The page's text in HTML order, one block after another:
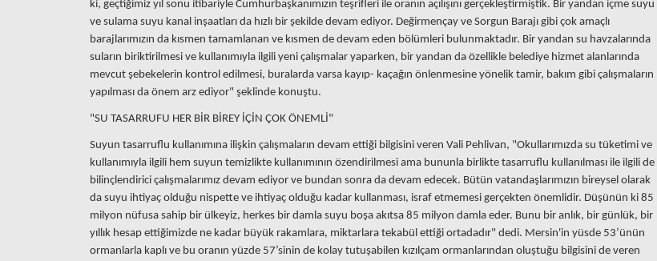
ki, geçtiğimiz yıl sonu itibariyle Cumhurbaşkanımızın teşrifleri ile oranın açılışını gerçekleştirmiştik. Bir yandan içme suyu
ve sulama suyu kanal inşaatları da hızlı bir şekilde devam ediyor. Değirmençay ve Sorgun Barajı gibi çok amaçlı
barajlarımızın da kısmen tamamlanan ve kısmen de devam eden bölümleri bulunmaktadır. Bir yandan su havzalarında
suların biriktirilmesi ve kullanımıyla ilgili yeni çalışmalar yaparken, bir yandan da özellikle belediye hizmet alanlarında
mevcut şebekelerin kontrol edilmesi, buralarda varsa kayıp- kaçağın önlenmesine yönelik tamir, bakım gibi çalışmaların
yapılması da önem arz ediyor" şeklinde konuştu.
"SU TASARRUFU HER BİR BİREY İÇİN ÇOK ÖNEMLİ"
Suyun tasarruflu kullanımına ilişkin çalışmaların devam ettiği bilgisini veren Vali Pehlivan, "Okullarımızda su tüketimi ve
kullanımıyla ilgili hem suyun temizlikte kullanımının özendirilmesi ama bununla birlikte tasarruflu kullanılması ile ilgili de
bilinçlendirici çalışmalarımız devam ediyor ve bundan sonra da devam edecek. Bütün vatandaşlarımızın bireysel olarak
da suyu ihtiyaç olduğu nispette ve ihtiyaç olduğu kadar kullanması, israf etmemesi gerçekten önemlidir. Düşünün ki 85
milyon nüfusa sahip bir ülkeyiz, herkes bir damla suyu boşa akıtsa 85 milyon damla eder. Bunu bir anlık, bir günlük, bir
yıllık hesap ettiğimizde ne kadar büyük rakamlara, miktarlara tekabül ettiği ortadadır" dedi. Mersin'in yüsde 53’ünün
ormanlarla kaplı ve bu oranın yüzde 57’sinin de kolay tutuşabilen kızılçam ormanlarından oluştuğu bilgisini de veren